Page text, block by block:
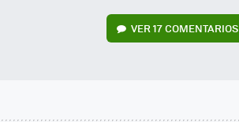
VER17 COMENTARIOS